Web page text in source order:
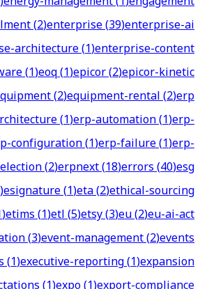
(2)enterprise(39)enterprise-ai
architecture(1)enterprise-content
(1)eoq(1)epicor(2)epicor-kinetic
(2)equipment-rental(2)erp
(1)erp-automation(1)erp-
configuration(1)erp-failure(1)erp-
(2)erpnext(18)errors(40)esg
)esignature(1)eta(2)ethical-sourcing
)etims(1)etl(5)etsy(3)eu(2)eu-ai-act
(3)event-management(2)events
(1)executive-reporting(1)expansion